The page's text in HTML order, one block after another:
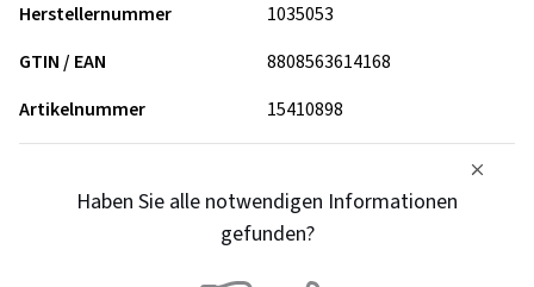
Herstellernummer
1035053
GTIN / EAN
8808563614168
Artikelnummer
15410898
Haben Sie alle notwendigen Informationen
gefunden?